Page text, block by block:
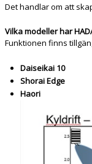
Det handlar om att
Vilka modeller har
Funktionen finns
Daiseikai 10
Shorai Edge
Haori